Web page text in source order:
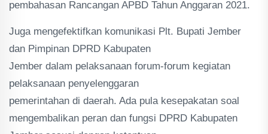
pembahasan Rancangan APBD Tahun Anggaran 2021.
Juga mengefektifkan komunikasi Plt. Bupati Jember
dan Pimpinan DPRD Kabupaten
Jember dalam pelaksanaan forum-forum kegiatan
pelaksanaan penyelenggaran
pemerintahan di daerah. Ada pula kesepakatan soal
mengembalikan peran dan fungsi DPRD Kabupaten